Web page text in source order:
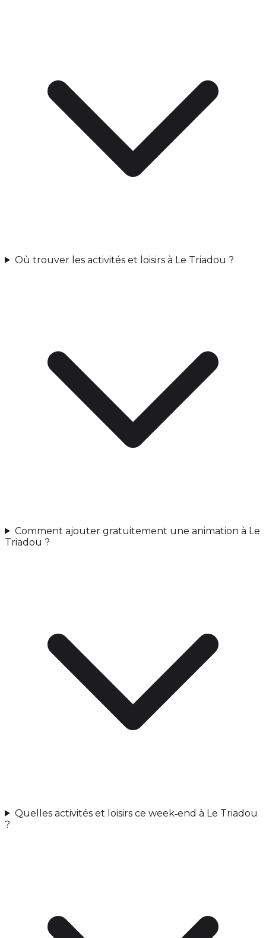
Où trouver les activités et loisirs à Le Triadou ?
Comment ajouter gratuitement une animation à Le
Triadou ?
Quelles activités et loisirs ce week‑end à Le Triadou
?